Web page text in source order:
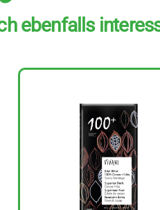
ebenfalls